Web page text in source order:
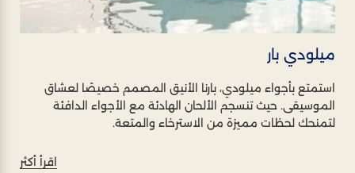
ميلودي بار
استمتع بأجواء ميلودي، بارنا الأنيق المصمم خصيصًا لعشاق
الموسيقى. حيث تنسجم الألحان الهادئة مع الأجواء الدافئة
لتمنحك لحظات مميزة من الاسترخاء والمتعة.
اقرأ أكثر